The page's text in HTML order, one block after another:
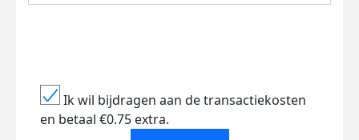
Ik wil bijdragen aan de transactiekosten
en betaal €0.75 extra.